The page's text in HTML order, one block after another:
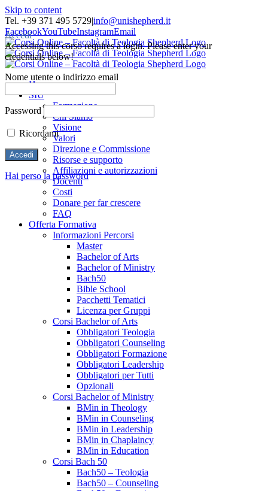
Skip to content
Tel. +39 371 495 5729|info@unishepherd.it
FacebookYouTubeInstagramEmail
Home
SIU
Formazione
Chi Siamo
Visione
Valori
Direzione e Commissione
Risorse e supporto
Affiliazioni e autorizzazioni
Docenti
Costi
Donare per far crescere
FAQ
Offerta Formativa
Informazioni Percorsi
Master
Bachelor of Arts
Bachelor of Ministry
Bach50
Bible School
Pacchetti Tematici
Licenza per Gruppi
Corsi Bachelor of Arts
Obbligatori Teologia
Obbligatori Counseling
Obbligatori Formazione
Obbligatori Leadership
Obbligatori per Tutti
Opzionali
Corsi Bachelor of Ministry
BMin in Theology
BMin in Counseling
BMin in Leadership
BMin in Chaplaincy
BMin in Education
Corsi Bach 50
Bach50 – Teologia
Bach50 – Counseling
Accedi
Accessing this corso requires a login. Please enter your
credentials below!
Nome utente o indirizzo email
Password
Ricordami
Hai perso la password